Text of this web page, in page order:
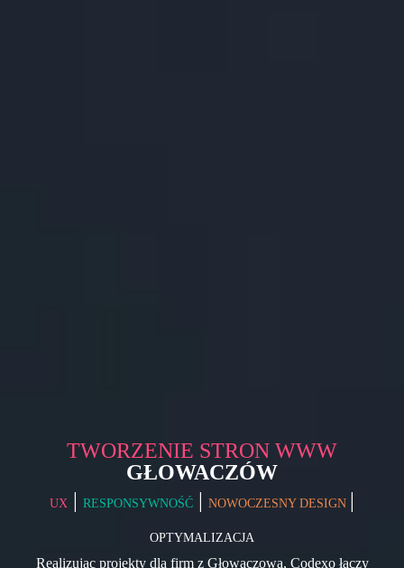
TWORZENIE STRON WWW
GŁOWACZÓW
UX | RESPONSYWNOŚĆ | NOWOCZESNY DESIGN |
OPTYMALIZACJA
Realizując projekty dla firm z Głowaczowa, Codexo łączy